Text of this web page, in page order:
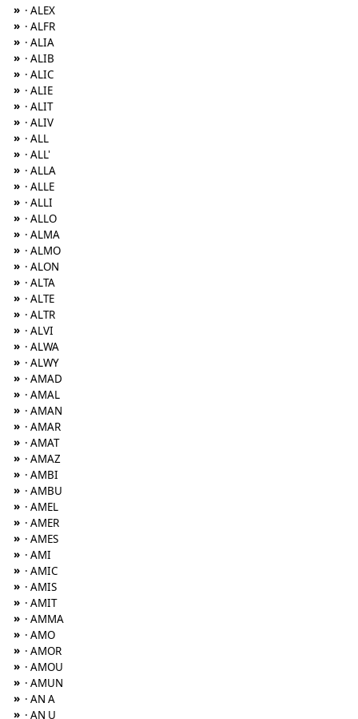
» · ALEX
» · ALFR
» · ALIA
» · ALIB
» · ALIC
» · ALIE
» · ALIT
» · ALIV
» · ALL
» · ALL'
» · ALLA
» · ALLE
» · ALLI
» · ALLO
» · ALMA
» · ALMO
» · ALON
» · ALTA
» · ALTE
» · ALTR
» · ALVI
» · ALWA
» · ALWY
» · AMAD
» · AMAL
» · AMAN
» · AMAR
» · AMAT
» · AMAZ
» · AMBI
» · AMBU
» · AMEL
» · AMER
» · AMES
» · AMI
» · AMIC
» · AMIS
» · AMIT
» · AMMA
» · AMO
» · AMOR
» · AMOU
» · AMUN
» · AN A
» · AN U